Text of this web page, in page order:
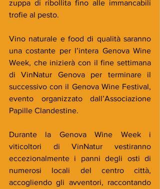
zuppa di ribollita fino alle immancabili
trofie al pesto.
Vino naturale e food di qualità saranno
una costante per l’intera Genova Wine
Week, che inizierà con il fine settimana
di VinNatur Genova per terminare il
successivo con il Genova Wine Festival,
evento organizzato dall’Associazione
Papille Clandestine.
Durante la Genova Wine Week i
viticoltori di VinNatur vestiranno
eccezionalmente i panni degli osti di
numerosi locali del centro città,
accogliendo gli avventori, raccontando